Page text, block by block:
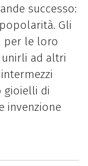
successo:
Gli
per le loro
unirli ad altri
gioielli di
invenzione